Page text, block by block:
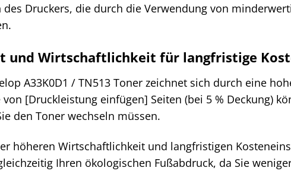
des Druckers, die durch die Verwendung von
und Wirtschaftlichkeit für langfristige
A33K0D1 / TN513 Toner zeichnet sich durch eine
[Druckleistung einfügen] Seiten (bei 5 % Deckung)
den Toner wechseln müssen.
höheren Wirtschaftlichkeit und langfristigen
Ihren ökologischen Fußabdruck, da Sie